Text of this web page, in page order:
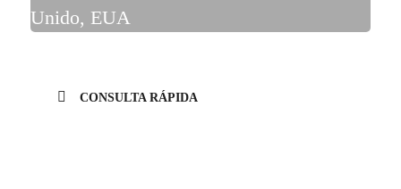
Unido, EUA
CONSULTA RÁPIDA